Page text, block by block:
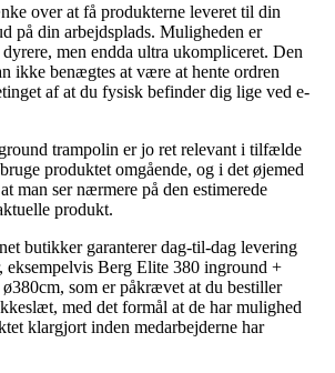
over at få produkterne leveret til din
på din arbejdsplads. Muligheden er
men endda ultra ukompliceret. Den
ikke benægtes at være at hente ordren
af at du fysisk befinder dig lige ved e-
trampolin er jo ret relevant i tilfælde
produktet omgående, og i det øjemed
man ser nærmere på den estimerede
produkt.
butikker garanterer dag-til-dag levering
eksempelvis Berg Elite 380 inground +
som er påkrævet at du bestiller
med det formål at de har mulighed
klargjort inden medarbejderne har